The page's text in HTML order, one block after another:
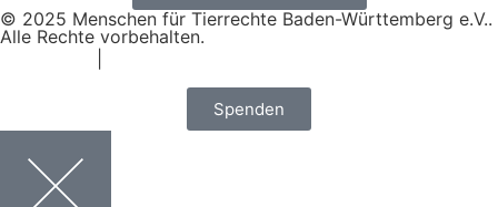
© 2025 Menschen für Tierrechte Baden-Württemberg e.V..
Alle Rechte vorbehalten.
Spenden